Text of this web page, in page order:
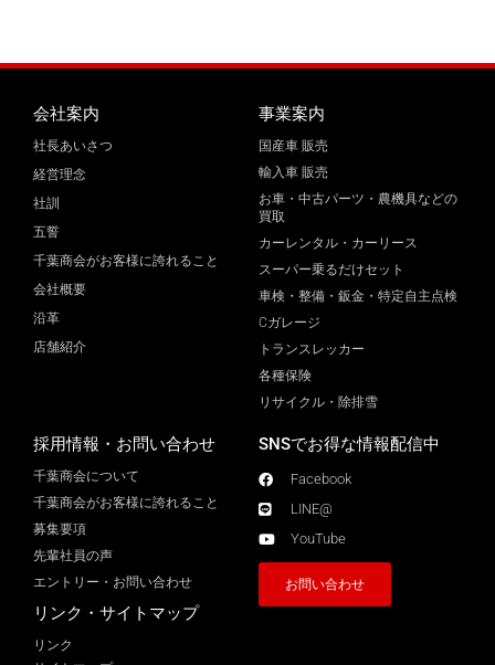
会社案内
社長あいさつ
経営理念
社訓
五誓
千葉商会がお客様に誇れること
会社概要
沿革
店舗紹介
事業案内
国産車 販売
輸入車 販売
お車・中古パーツ・農機具などの
買取
カーレンタル・カーリース
スーパー乗るだけセット
車検・整備・鈑金・特定自主点検
Cガレージ
トランスレッカー
各種保険
リサイクル・除排雪
採用情報・お問い合わせ
千葉商会について
千葉商会がお客様に誇れること​
募集要項
先輩社員の声
エントリー・お問い合わせ
リンク・サイトマップ
リンク
SNSでお得な情報配信中
Facebook
LINE@
YouTube
お問い合わせ